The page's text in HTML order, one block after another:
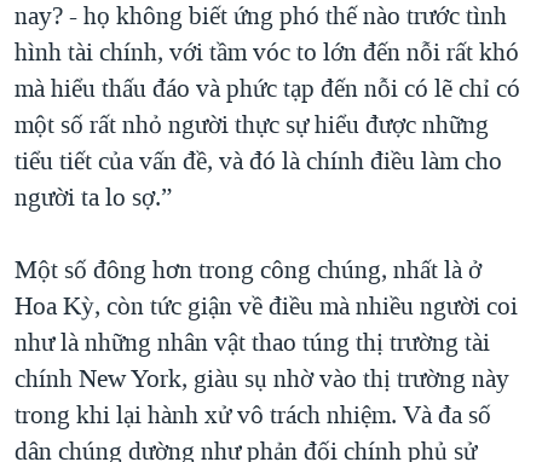
nay? - họ không biết ứng phó thế nào trước tình
hình tài chính, với tầm vóc to lớn đến nỗi rất khó
mà hiểu thấu đáo và phức tạp đến nỗi có lẽ chỉ có
một số rất nhỏ người thực sự hiểu được những
tiểu tiết của vấn đề, và đó là chính điều làm cho
người ta lo sợ.”
Một số đông hơn trong công chúng, nhất là ở
Hoa Kỳ, còn tức giận về điều mà nhiều người coi
như là những nhân vật thao túng thị trường tài
chính New York, giàu sụ nhờ vào thị trường này
trong khi lại hành xử vô trách nhiệm. Và đa số
dân chúng dường như phản đối chính phủ sử